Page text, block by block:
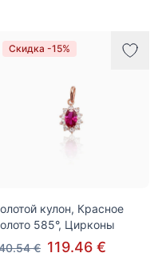
Скидка -15%
кулон, Красное
585°, Цирконы
€ 119.46 €